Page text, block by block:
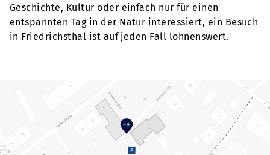
Geschichte, Kultur oder einfach nur für einen
entspannten Tag in der Natur interessiert, ein Besuch
in Friedrichsthal ist auf jeden Fall lohnenswert.